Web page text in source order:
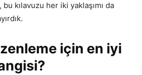
kılavuzu her iki yaklaşımı da
için en iyi